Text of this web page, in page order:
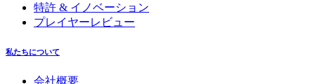
特許 & イノベーション
プレイヤーレビュー
私たちについて
会社概要